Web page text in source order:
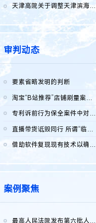
天津高院关于调整天津滨海高新技术产业开发区华苑科技园一审普通...
审判动态
要素省略发明的判断
淘宝“B站推荐”店铺刷量案维持原判，两被告连带赔偿150万元
专利诉前行为保全案件中对仿制药申请人曾作出三类声明的考量及违...
直播带货诋毁同行 所谓“临场发挥”不免责
借助软件复现现有技术以确认相关参数特征是否被公开
案例聚焦
最高人民法院发布第六批人民法院种业知识产权司法保护典型案例 含...